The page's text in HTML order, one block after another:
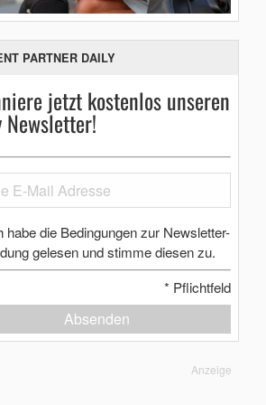
PARTNER DAILY
jetzt kostenlos unseren
habe die Bedingungen zur Newsletter-
gelesen und stimme diesen zu.
* Pflichtfeld
Absenden
Anzeige